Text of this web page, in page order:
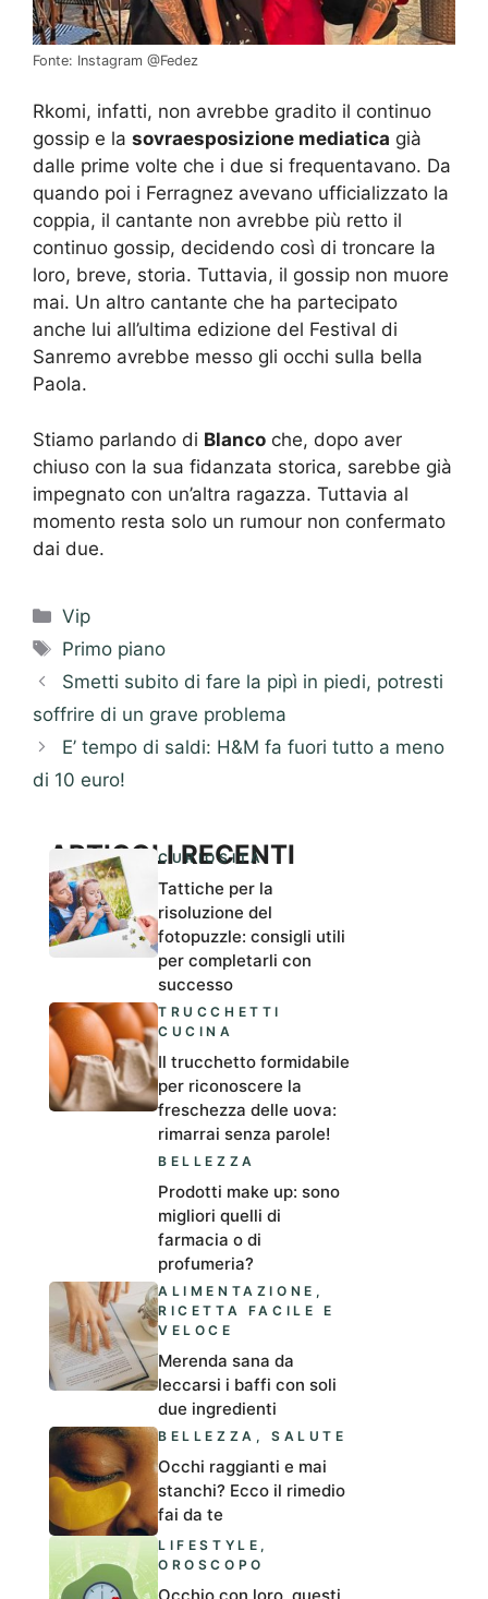
Fonte: Instagram @Fedez
Rkomi, infatti, non avrebbe gradito il continuo
gossip e la sovraesposizione mediatica già
dalle prime volte che i due si frequentavano. Da
quando poi i Ferragnez avevano ufficializzato la
coppia, il cantante non avrebbe più retto il
continuo gossip, decidendo così di troncare la
loro, breve, storia. Tuttavia, il gossip non muore
mai. Un altro cantante che ha partecipato
anche lui all’ultima edizione del Festival di
Sanremo avrebbe messo gli occhi sulla bella
Paola.
Stiamo parlando di Blanco che, dopo aver
chiuso con la sua fidanzata storica, sarebbe già
impegnato con un’altra ragazza. Tuttavia al
momento resta solo un rumour non confermato
dai due.
Categorie
Vip
Tag
Primo piano
Smetti subito di fare la pipì in piedi, potresti
soffrire di un grave problema
E’ tempo di saldi: H&M fa fuori tutto a meno
di 10 euro!
ARTICOLI RECENTI
CURIOSITÀ
Tattiche per la
risoluzione del
fotopuzzle: consigli utili
per completarli con
successo
TRUCCHETTI
CUCINA
Il trucchetto formidabile
per riconoscere la
freschezza delle uova:
rimarrai senza parole!
BELLEZZA
Prodotti make up: sono
migliori quelli di
farmacia o di
profumeria?
ALIMENTAZIONE ,
RICETTA FACILE E
VELOCE
Merenda sana da
leccarsi i baffi con soli
due ingredienti
BELLEZZA ,SALUTE
Occhi raggianti e mai
stanchi? Ecco il rimedio
fai da te
LIFESTYLE ,
OROSCOPO